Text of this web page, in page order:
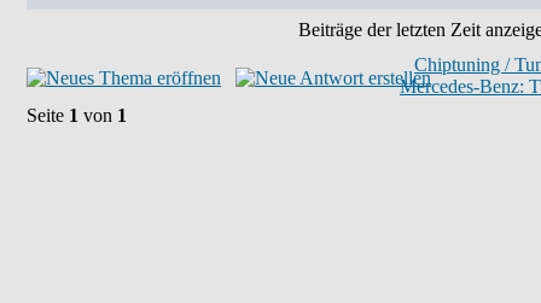
Beiträge der letzten Zeit
Chiptuning /
Mercedes-Benz:
Seite 1 von 1